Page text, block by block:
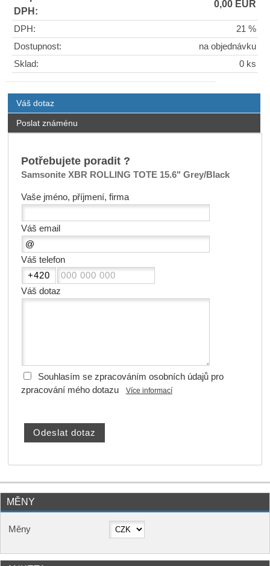
DPH:
0,00 EUR
DPH:
21 %
Dostupnost:
na objednávku
Sklad:
0 ks
Váš dotaz
Poslat známénu
Potřebujete poradit ?
Samsonite XBR ROLLING TOTE 15.6" Grey/Black
Vaše jméno, příjmení, firma
Váš email
Váš telefon
Váš dotaz
Souhlasím se zpracováním osobních údajů pro
zpracování mého dotazu
Více informací
MĚNY
Měny